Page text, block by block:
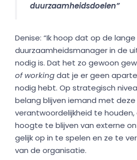
duurzaamheidsdoelen”
Denise: “Ik hoop dat op de
duurzaamheidsmanager in de
nodig is. Dat het zo gewoon
of workingdat je er geen
nodig hebt. Op strategisch
belang blijven iemand met deze
verantwoordelijkheid te
hoogte te blijven van externe
gelijk op in te spelen en ze te
van de organisatie.